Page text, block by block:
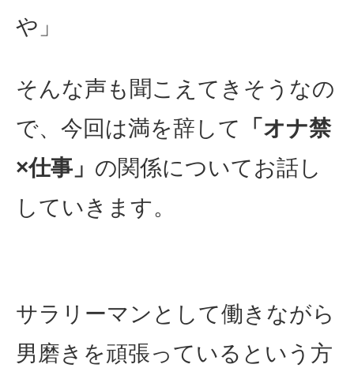
や」
そんな声も聞こえてきそうなの
で、今回は満を辞して
「オナ禁
×仕事」 の関係についてお話し
していきます。
サラリーマンとして働きながら
男磨きを頑張っているという方